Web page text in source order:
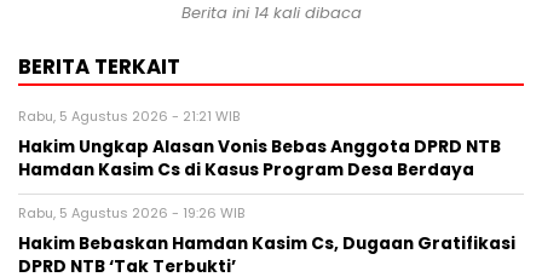
Berita ini 14 kali dibaca
BERITA TERKAIT
Rabu, 5 Agustus 2026 - 21:21 WIB
Hakim Ungkap Alasan Vonis Bebas Anggota DPRD NTB
Hamdan Kasim Cs di Kasus Program Desa Berdaya
Rabu, 5 Agustus 2026 - 19:26 WIB
Hakim Bebaskan Hamdan Kasim Cs, Dugaan Gratifikasi
DPRD NTB ‘Tak Terbukti’